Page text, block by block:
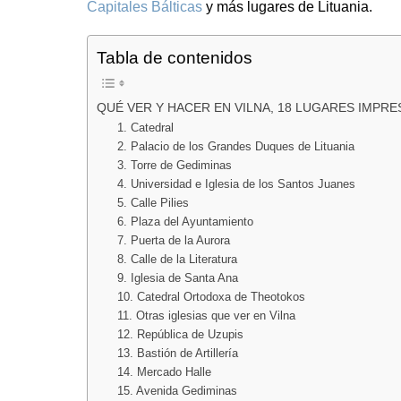
Capitales Bálticas y más lugares de Lituania.
Tabla de contenidos
QUÉ VER Y HACER EN VILNA, 18 LUGARES
1. Catedral
2. Palacio de los Grandes Duques de Lituania
3. Torre de Gediminas
4. Universidad e Iglesia de los Santos Juanes
5. Calle Pilies
6. Plaza del Ayuntamiento
7. Puerta de la Aurora
8. Calle de la Literatura
9. Iglesia de Santa Ana
10. Catedral Ortodoxa de Theotokos
11. Otras iglesias que ver en Vilna
12. República de Uzupis
13. Bastión de Artillería
14. Mercado Halle
15. Avenida Gediminas